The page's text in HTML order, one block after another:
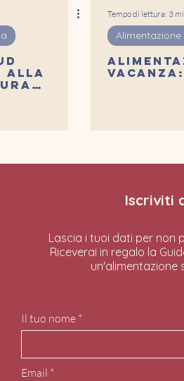
ALLA
Tempo di lettura: 3
Iscriviti
Lascia i tuoi dati per non
Riceverai in regalo la
un'alimentazione
Il tuo nome
Email